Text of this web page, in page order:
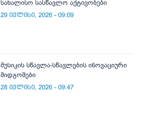
სახალისო სასწავლო აქტივობები
29 ივლისი, 2026 - 09:09
მუსიკის სწავლა-სწავლების ინოვაციური
მიდგომები
28 ივლისი, 2026 - 09:47